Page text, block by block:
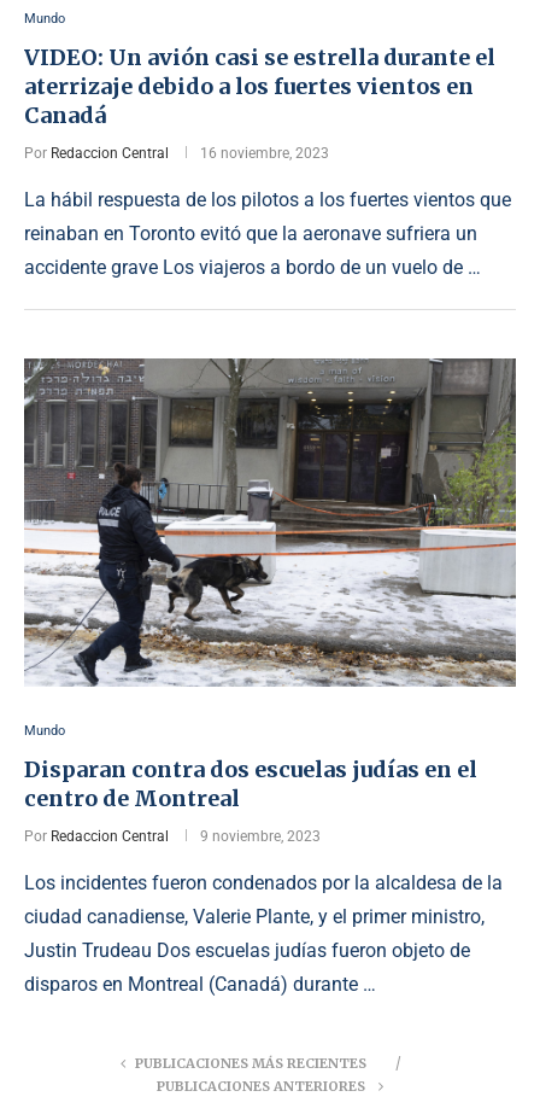
Mundo
VIDEO: Un avión casi se estrella durante el
aterrizaje debido a los fuertes vientos en
Canadá
Por Redaccion Central 16 noviembre, 2023
La hábil respuesta de los pilotos a los fuertes vientos que
reinaban en Toronto evitó que la aeronave sufriera un
accidente grave Los viajeros a bordo de un vuelo de …
Mundo
Disparan contra dos escuelas judías en el
centro de Montreal
Por Redaccion Central 9 noviembre, 2023
Los incidentes fueron condenados por la alcaldesa de la
ciudad canadiense, Valerie Plante, y el primer ministro,
Justin Trudeau Dos escuelas judías fueron objeto de
disparos en Montreal (Canadá) durante …
PUBLICACIONES MÁS RECIENTES
PUBLICACIONES ANTERIORES